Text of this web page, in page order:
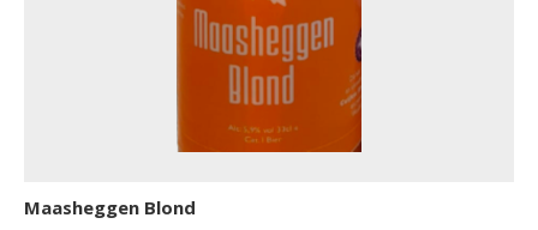
Maasheggen Blond